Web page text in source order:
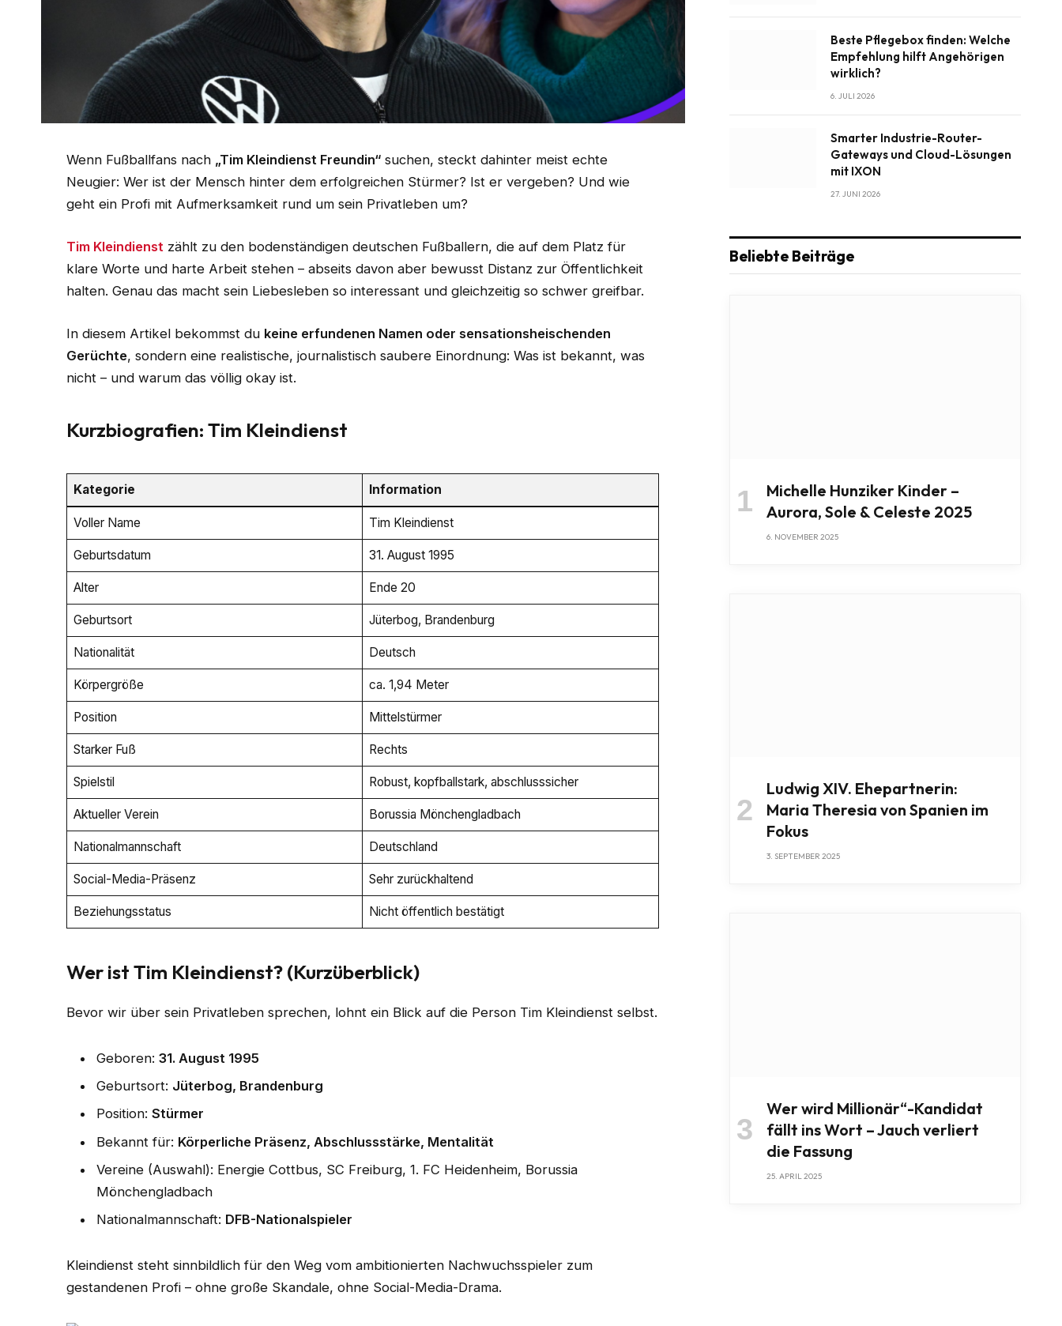
Wenn Fußballfans nach „Tim Kleindienst Freundin“ suchen, steckt dahinter meist echte
Neugier: Wer ist der Mensch hinter dem erfolgreichen Stürmer? Ist er vergeben? Und wie
geht ein Profi mit Aufmerksamkeit rund um sein Privatleben um?
Tim Kleindienst zählt zu den bodenständigen deutschen Fußballern, die auf dem Platz für
klare Worte und harte Arbeit stehen – abseits davon aber bewusst Distanz zur Öffentlichkeit
halten. Genau das macht sein Liebesleben so interessant und gleichzeitig so schwer greifbar.
In diesem Artikel bekommst du keine erfundenen Namen oder sensationsheischenden
Gerüchte, sondern eine realistische, journalistisch saubere Einordnung: Was ist bekannt, was
nicht – und warum das völlig okay ist.
Kurzbiografien: Tim Kleindienst
Kategorie Information
Voller Name Tim Kleindienst
Geburtsdatum 31. August 1995
Alter Ende 20
Geburtsort Jüterbog, Brandenburg
Nationalität Deutsch
Körpergröße ca. 1,94 Meter
Position Mittelstürmer
Starker Fuß Rechts
Spielstil Robust, kopfballstark, abschlusssicher
Aktueller Verein Borussia Mönchengladbach
Nationalmannschaft Deutschland
Social-Media-Präsenz Sehr zurückhaltend
Beziehungsstatus Nicht öffentlich bestätigt
Wer ist Tim Kleindienst? (Kurzüberblick)
Bevor wir über sein Privatleben sprechen, lohnt ein Blick auf die Person Tim Kleindienst selbst.
Geboren:31. August 1995
Geburtsort: Jüterbog, Brandenburg
Position:Stürmer
Bekannt für: Körperliche Präsenz, Abschlussstärke, Mentalität
Vereine (Auswahl): Energie Cottbus, SC Freiburg, 1. FC Heidenheim, Borussia
Mönchengladbach
Nationalmannschaft: DFB-Nationalspieler
Kleindienst steht sinnbildlich für den Weg vom ambitionierten Nachwuchsspieler zum
gestandenen Profi – ohne große Skandale, ohne Social-Media-Drama.
Beste Pflegebox finden: Welche
Empfehlung hilft Angehörigen
wirklich?
6. JULI 2026
Smarter Industrie-Router-
Gateways und Cloud-Lösungen
mit IXON
27. JUNI 2026
Beliebte Beiträge
Michelle Hunziker Kinder –
Aurora, Sole & Celeste 2025
6. NOVEMBER 2025
Ludwig XIV. Ehepartnerin:
Maria Theresia von Spanien im
Fokus
3. SEPTEMBER 2025
Wer wird Millionär“-Kandidat
fällt ins Wort – Jauch verliert
die Fassung
25. APRIL 2025